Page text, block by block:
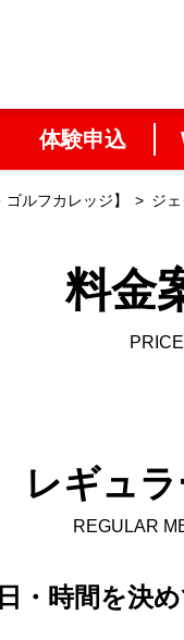
体験申込
ルフカレッジ】 ジ
料金
PRICE
レギュ
REGULAR
・時間を決